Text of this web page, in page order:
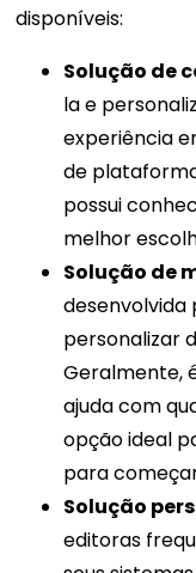
disponíveis:
Solução de
la e
experiência
de
possui
melhor
Solução de
desenvolvida
personalizar
Geralmente,
ajuda com
opção ideal
para
Solução
editoras